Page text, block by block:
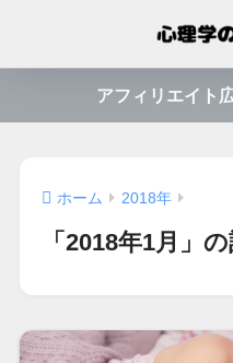
アフィリエイト
ホーム 2018年
「2018年1月」